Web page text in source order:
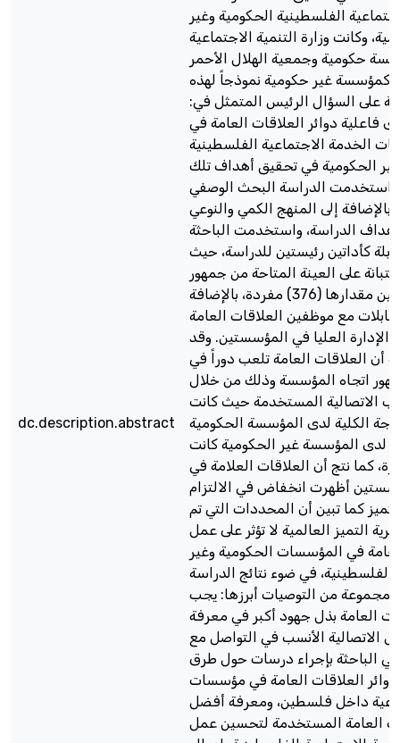
dc.description.abstract
الفلسطينية الحكومية وغير
وكانت وزارة التنمية الاجتماعية
حكومية وجمعية الهلال الأحمر
كمؤسسة غير حكومية نموذجاً لهذه
على السؤال الرئيس المتمثل في:
فاعلية دوائر العلاقات العامة في
الخدمة الاجتماعية الفلسطينية
الحكومية في تحقيق أهداف تلك
الدراسة البحث الوصفي
بالإضافة إلى المنهج الكمي والنوعي
الدراسة، واستخدمت الباحثة
كأداتين رئيستين للدراسة، حيث
على العينة المتاحة من جمهور
كلا المؤسستين مقدارها (376) مفردة، بالإضافة
مع موظفين العلاقات العامة
الإدارة العليا في المؤسستين. وقد
أن العلاقات العامة تلعب دوراً في
اتجاه المؤسسة وذلك من خلال
الاتصالية المستخدمة حيث كانت
الكلية لدى المؤسسة الحكومية
لدى المؤسسة غير الحكومية كانت
كما نتج أن العلاقات العلامة في
أظهرت انخفاض في الالتزام
كما تبين أن المحددات التي تم
التميز العالمية لا تؤثر على عمل
في المؤسسات الحكومية وغير
الفلسطينية، في ضوء نتائج الدراسة
بمجموعة من التوصيات أبرزها: يجب
العامة بذل جهود أكبر في معرفة
الاتصالية الأنسب في التواصل مع
الباحثة بإجراء درسات حول طرق
العلاقات العامة في مؤسسات
داخل فلسطين، ومعرفة أفضل
العامة المستخدمة لتحسين عمل